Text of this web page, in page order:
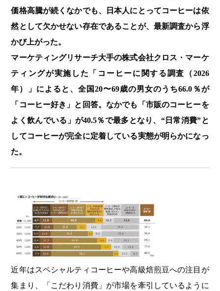
価格高騰が続くなかでも、日本人にとってコーヒーは依
然として欠かせない存在であることが、最新調査から浮
かび上がった。
マーケティングリサーチ大手の株式会社クロス・マーケ
ティングが実施した「コーヒーに関する調査（2026
年）」によると、全国20〜69歳の男女のうち66.0％が
「コーヒー好き」と回答。なかでも「市販のコーヒーを
よく飲んでいる」が40.5％で最多となり、“日常消費”と
してコーヒーが完全に定着している実態が明らかになっ
た。
近年はスペシャルティコーヒーや高級焙煎豆への注目が
集まり、「こだわり消費」が市場を牽引しているように